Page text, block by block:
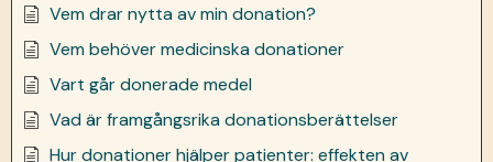
Vem drar nytta av min donation?
Vem behöver medicinska donationer
Vart går donerade medel
Vad är framgångsrika donationsberättelser
Hur donationer hjälper patienter: effekten av